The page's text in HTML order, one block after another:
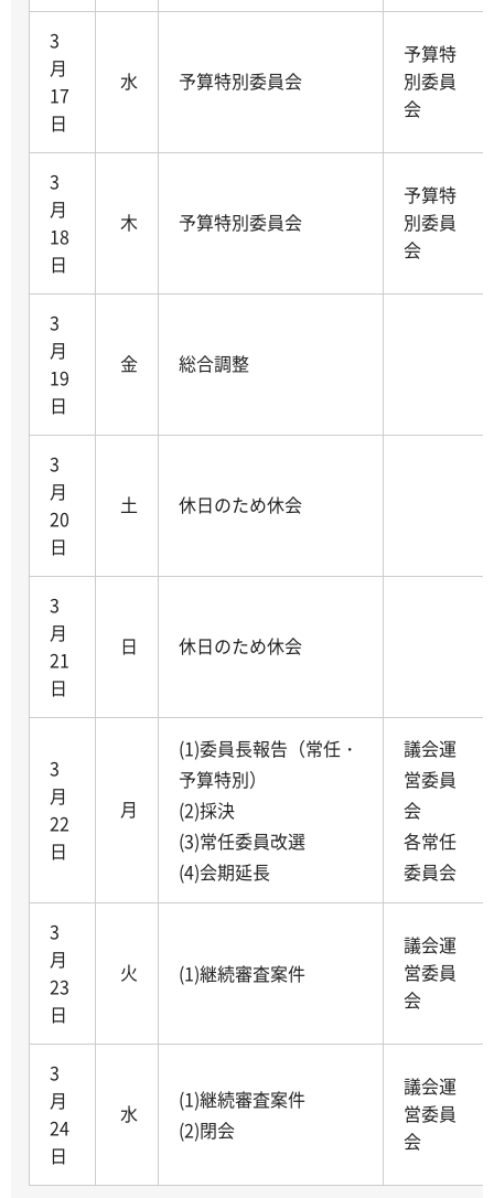
3
月
17
日
水 予算特別委員会
予算特
別委員
会
3
月
18
日
木 予算特別委員会
予算特
別委員
会
3
月
19
日
金 総合調整
3
月
20
日
土 休日のため休会
3
月
21
日
日 休日のため休会
3
月
22
日
月
(1)委員長報告（常任・
予算特別）
(2)採決
(3)常任委員改選
(4)会期延長
議会運
営委員
会
各常任
委員会
3
月
23
日
火 (1)継続審査案件
議会運
営委員
会
3
月
24
日
水
(1)継続審査案件
(2)閉会
議会運
営委員
会